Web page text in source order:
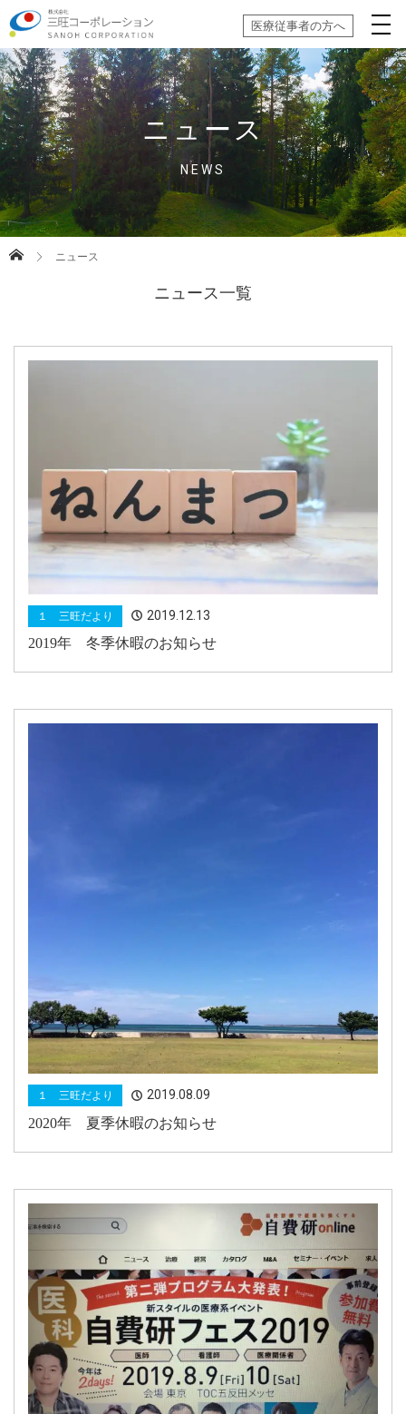
医療従事者の方へ
ニュース
NEWS
ニュース
ニュース一覧
１ 三旺だより 2019.12.13
2019年 冬季休暇のお知らせ
１ 三旺だより 2019.08.09
2020年 夏季休暇のお知らせ